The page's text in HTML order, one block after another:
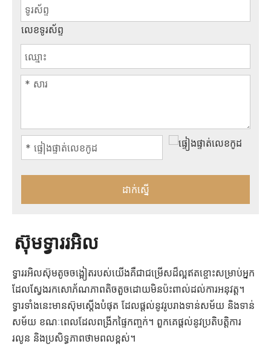
លេខទូរស័ព្ទ
ដាក់ស្នើ
ស៊ុមទ្វាររអិល
ទ្វាររអិលស៊ុមតូចចង្អៀតរបស់យើងគឺជាជម្រើសដ៏ល្អឥតខ្ចោះសម្រាប់អ្នក
ដែលស្វែងរកសោភ័ណភាពតិចតួចដោយមិនប៉ះពាល់ដល់ការអនុវត្ត។
ទ្វារទាំងនេះមានស៊ុមស្តើងបំផុត ដែលផ្តល់នូវរូបរាងទាន់សម័យ និងទាន់
សម័យ ខណៈពេលដែលពង្រីកផ្ទៃកញ្ចក់។ ពួកគេផ្តល់នូវប្រតិបត្តិការ
រលូន និងប្រសិទ្ធភាពថាមពលខ្ពស់។